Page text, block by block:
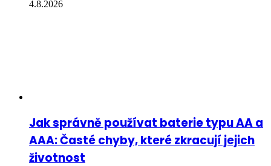
4.8.2026
Jak správně používat baterie typu AA a
AAA: Časté chyby, které zkracují jejich
životnost